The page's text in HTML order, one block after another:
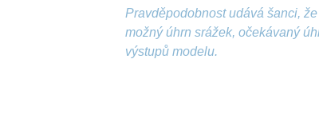
Pravděpodobnost udává šanci,
možný úhrn srážek, očekávaný
výstupů modelu.